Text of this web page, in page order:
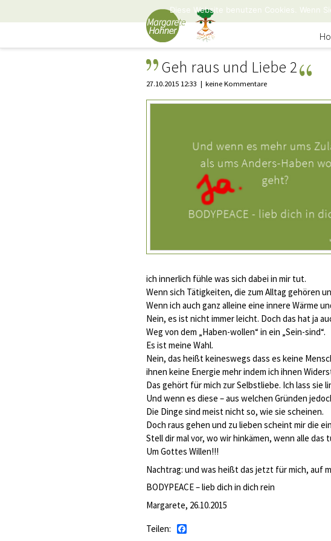
Geh raus und Liebe 2
27.10.2015 12:33 keine Kommentare
ich innerlich fühle was sich dabei in mir tut.
Wenn sich Tätigkeiten, die zum Alltag gehören
Wenn ich auch ganz alleine eine innere Wärme
Nein, es ist nicht immer leicht. Doch das hat ja
Weg von dem „Haben-wollen“ in ein „Sein-sind“.
Es ist meine Wahl.
Nein, das heißt keineswegs dass es keine
ihnen keine Energie mehr indem ich ihnen
Das gehört für mich zur Selbstliebe. Ich lass sie
Und wenn es diese – aus welchen Gründen
Die Dinge sind meist nicht so, wie sie scheinen.
Doch raus gehen und zu lieben scheint mir die
Stell dir mal vor, wo wir hinkämen, wenn alle das
Um Gottes Willen!!!
Nachtrag: und was heißt das jetzt für mich, auf
BODYPEACE – lieb dich in dich rein
Margarete, 26.10.2015
Teilen:
Diese Website benutzen Cookies. Wenn